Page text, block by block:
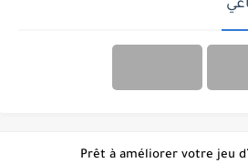
👋 Prêt à améliorer votre jeu